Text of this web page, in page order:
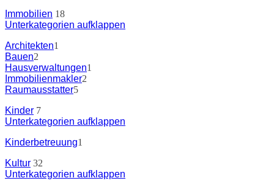
Immobilien 18
Unterkategorien aufklappen
Architekten1
Bauen2
Hausverwaltungen1
Immobilienmakler2
Raumausstatter5
Kinder 7
Unterkategorien aufklappen
Kinderbetreuung1
Kultur 32
Unterkategorien aufklappen